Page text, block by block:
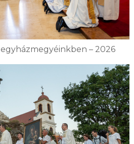
– 2026